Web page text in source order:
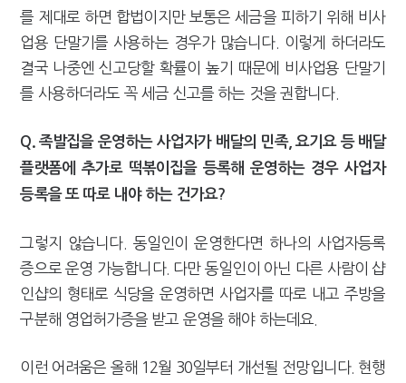
를 제대로 하면 합법이지만 보통은 세금을 피하기 위해 비사
업용 단말기를 사용하는 경우가 많습니다. 이렇게 하더라도
결국 나중엔 신고당할 확률이 높기 때문에 비사업용 단말기
를 사용하더라도 꼭 세금 신고를 하는 것을 권합니다.
Q. 족발집을 운영하는 사업자가 배달의 민족, 요기요 등 배달
플랫폼에 추가로 떡볶이집을 등록해 운영하는 경우 사업자
등록을 또 따로 내야 하는 건가요?
그렇지 않습니다. 동일인이 운영한다면 하나의 사업자등록
증으로 운영 가능합니다. 다만 동일인이 아닌 다른 사람이 샵
인샵의 형태로 식당을 운영하면 사업자를 따로 내고 주방을
구분해 영업허가증을 받고 운영을 해야 하는데요.
이런 어려움은 올해 12월 30일부터 개선될 전망입니다. 현행